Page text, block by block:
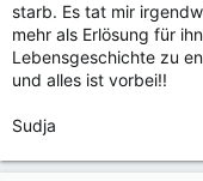
starb. Es tat mir
mehr als Erlösung für
Lebensgeschichte zu
und alles ist vorbei!!
Sudja